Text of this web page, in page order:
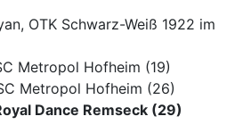
OTK Schwarz-Weiß 1922 im
Metropol Hofheim (19)
Metropol Hofheim (26)
Dance Remseck (29)